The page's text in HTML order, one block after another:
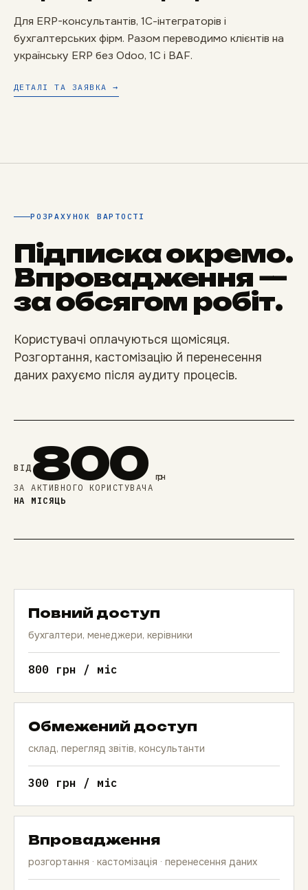
Для ERP-консультантів, 1С-інтеграторів і
бухгалтерських фірм. Разом переводимо клієнтів на
українську ERP без Odoo, 1С і BAF.
ДЕТАЛІ ТА ЗАЯВКА →
РОЗРАХУНОК ВАРТОСТІ
Підписка окремо.
Впровадження —
за обсягом робіт.
Користувачі оплачуються щомісяця.
Розгортання, кастомізацію й перенесення
даних рахуємо після аудиту процесів.
ВІД800 грн
ЗА АКТИВНОГО КОРИСТУВАЧА
НА МІСЯЦЬ
Повний доступ
бухгалтери, менеджери, керівники
800 грн / міс
Обмежений доступ
склад, перегляд звітів, консультанти
300 грн / міс
Впровадження
розгортання · кастомізація · перенесення даних